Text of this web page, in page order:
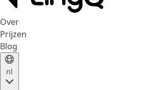
Over
Prijzen
Blog
nl